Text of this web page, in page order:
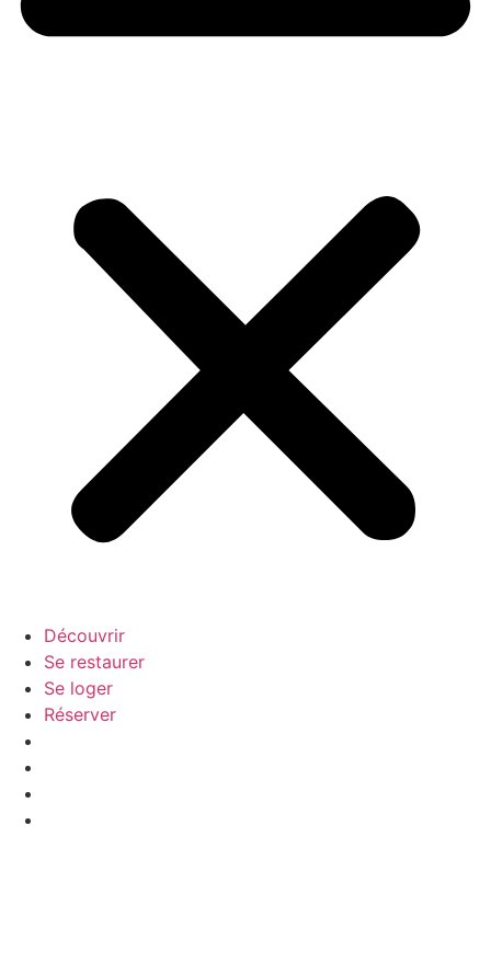
Découvrir
Se restaurer
Se loger
Réserver